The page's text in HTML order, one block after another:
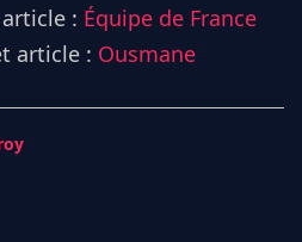
: Équipe de France
article : Ousmane